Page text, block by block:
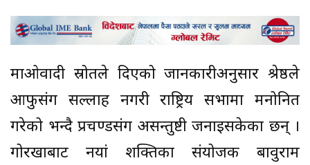
माओवादी स्रोतले दिएको जानकारीअनुसार श्रेष्ठले
आफुसंग सल्लाह नगरी राष्ट्रिय सभामा मनोनित
गरेको भन्दै प्रचण्डसंग असन्तुष्टी जनाइसकेका छन् ।
गोरखाबाट नयां शक्तिका संयोजक बावुराम